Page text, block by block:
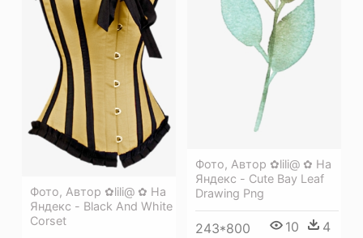
Фото, Автор ✿lili@ ✿ На
Яндекс - Cute Bay Leaf
Drawing Png
243*800 10 4
Фото, Автор ✿lili@ ✿ На
Яндекс - Black And White
Corset